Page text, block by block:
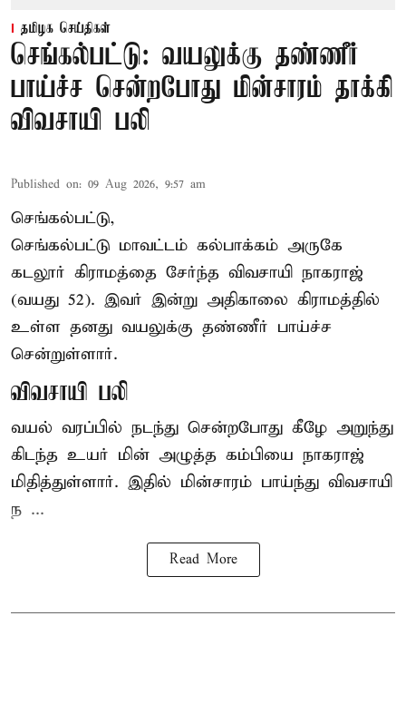
தமிழக செய்திகள்
செங்கல்பட்டு: வயலுக்கு தண்ணீர்
பாய்ச்ச சென்றபோது மின்சாரம் தாக்கி
விவசாயி பலி
Published on: 09 Aug 2026, 9:57 am
செங்கல்பட்டு,
செங்கல்பட்டு மாவட்டம் கல்பாக்கம் அருகே
கடலூர் கிராமத்தை சேர்ந்த விவசாயி நாகராஜ்
(வயது 52). இவர் இன்று அதிகாலை கிராமத்தில்
உள்ள தனது வயலுக்கு தண்ணீர் பாய்ச்ச
சென்றுள்ளார்.
விவசாயி பலி
வயல் வரப்பில் நடந்து சென்றபோது கீழே அறுந்து
கிடந்த உயர் மின் அழுத்த கம்பியை நாகராஜ்
மிதித்துள்ளார். இதில் மின்சாரம் பாய்ந்து விவசாயி
ந ...
Read More